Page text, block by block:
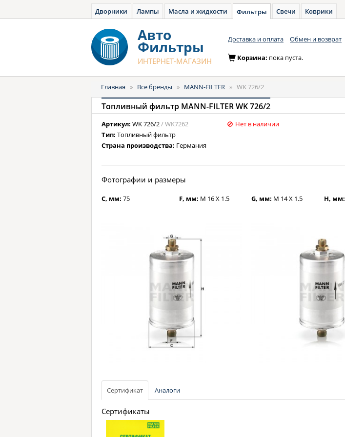
Дворники Лампы Масла и жидкости Фильтры Свечи Коврики
Авто
Фильтры
ИНТЕРНЕТ-МАГАЗИН
Доставка и оплата Обмен и возврат
Корзина: пока пуста.
Главная » Все бренды » MANN-FILTER » WK 726/2
Топливный фильтр MANN-FILTER WK 726/2
Артикул: WK 726/2/ WK7262
Тип: Топливный фильтр
Страна производства: Германия
Нет в наличии
Фотографии и размеры
C, мм: 75 F, мм: M 16 X 1.5 G, мм: M 14 X 1.5 H, мм:
Сертификат Аналоги
Сертификаты